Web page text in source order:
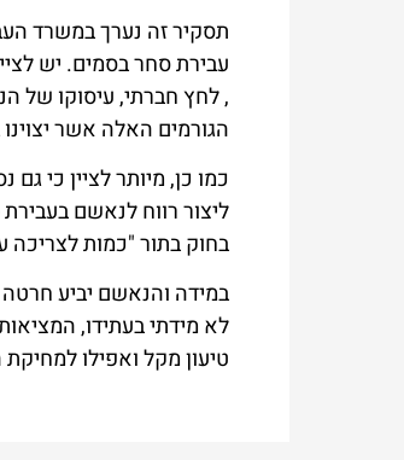
תסקיר זה נערך במשרד
עבירת סחר בסמים. יש
, לחץ חברתי, עיסוקו של
הגורמים האלה אשר
כמו כן, מיותר לציין כי
ליצור רווח לנאשם
בחוק בתור "כמות לצריכה
במידה והנאשם יביע
לא מידתי בעתידו,
טיעון מקל ואפילו